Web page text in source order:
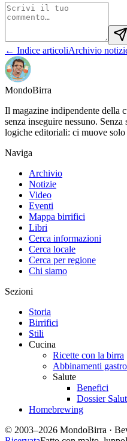
← Indice articoliArchivio
MondoBirra
Il magazine indipendente della
senza inseguire nessuno.
logiche editoriali: ci muove solo
Naviga
Archivio
Notizie
Video
Eventi
Mappa birrifici
Libri
Cerca informazioni
Cerca locale
Cerca per regione
Chi siamo
Sezioni
Storia
Birrifici
Stili
Cucina
Ricette con la birra
Abbinamenti
Salute
Benefici
Dossier
Homebrewing
© 2003–2026 MondoBirra ·